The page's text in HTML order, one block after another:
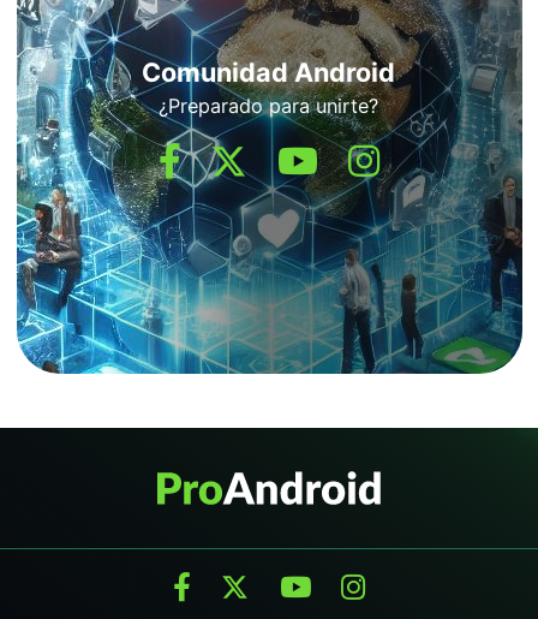
Comunidad Android
¿Preparado para unirte?